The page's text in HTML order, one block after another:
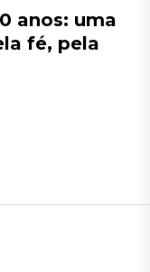
anos: uma
fé, pela